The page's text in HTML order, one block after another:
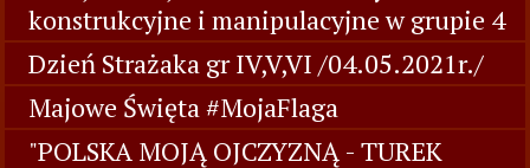
konstrukcyjne i manipulacyjne w grupie 4
Dzień Strażaka gr IV,V,VI /04.05.2021r./
Majowe Święta #MojaFlaga
"POLSKA MOJĄ OJCZYZNĄ - TUREK